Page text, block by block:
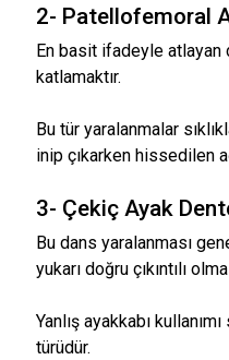
2- Patellofemoral
En basit ifadeyle
katlamaktır.
Bu tür yaralanmalar
inip çıkarken hissedilen
3- Çekiç Ayak
Bu dans yaralanması
yukarı doğru çıkıntılı
Yanlış ayakkabı
türüdür.